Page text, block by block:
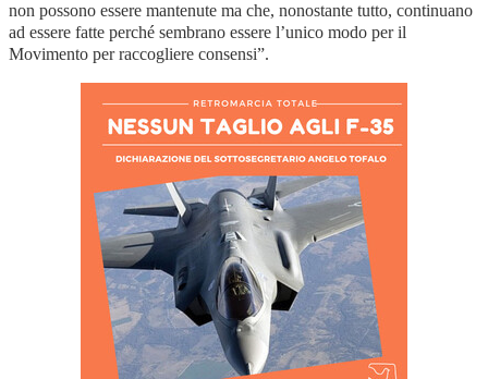
non possono essere mantenute ma che, nonostante tutto, continuano
ad essere fatte perché sembrano essere l’unico modo per il
Movimento per raccogliere consensi”.